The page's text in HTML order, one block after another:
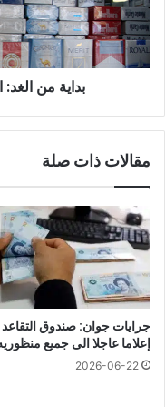
لبيع
السجائر
بداية من الغد:
مقالات ذات صلة
جرايات جوان: صندوق
إعلاما عاجلا الى جميع
2026-06-22